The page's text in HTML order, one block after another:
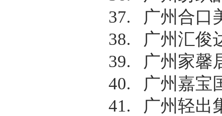
37.
广州合口
38.
广州汇俊
39.
广州家馨
40.
广州嘉宝
41.
广州轻出